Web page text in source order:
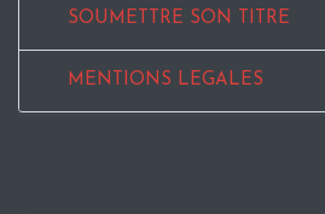
SOUMETTRE SON TITRE
MENTIONS LEGALES